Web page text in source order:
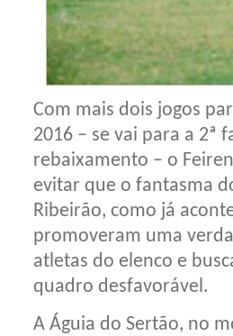
Com mais dois jogos
2016 – se vai para a 2ª
rebaixamento – o
evitar que o fantasma
Ribeirão, como já
promoveram uma
atletas do elenco e
quadro desfavorável.
A Águia do Sertão, no